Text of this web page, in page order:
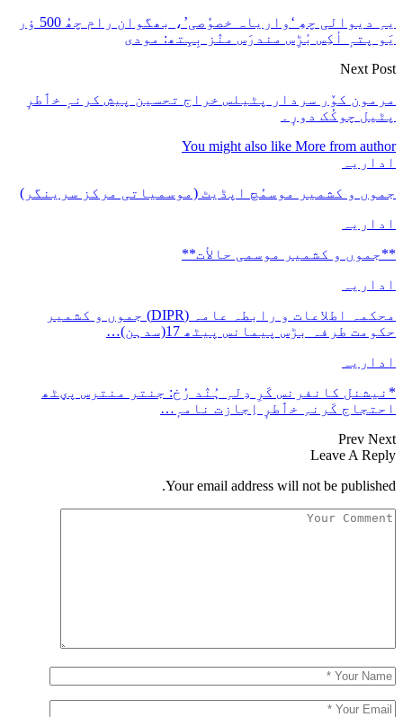
یہِ دیوالی چھِ ‘واریاہ خصوٗصی’، بھگوان رام چھُ 500 ؤر
یَو پتہٕ أکِس بٔڑِس مندرَس منٛز بِہِتھ: مودی
Next Post
مرمون کوٚر سردار پٹیلس خراج تحسین پیش کرنہٕ خٲطرٕ
پٹیل چوکُک دورٕ۔
You might also like More from author
اداریہ
جموں و کشمیر موسمُچ اپڈیٹ (موسمیاتی مرکز سرینگر)
اداریہ
**جموں و كشمیر موسمی حالأت**
اداریہ
محکمہ اطلاعات و رابطہ عامہ (DIPR) جموں و کشمیر
حکومت طرفہ بڑس پیمانس پیٹھ 17(سدہن)…
اداریہ
*نیشنل کانفرنس کَرِ دِلہِ ہُنٛد رُخ: جنتر منترس پؠٹھ
احتجاج کَرنہِ خٲطرٕ اِجازت نامہٕ…
Prev Next
Leave A Reply
Your email address will not be published.